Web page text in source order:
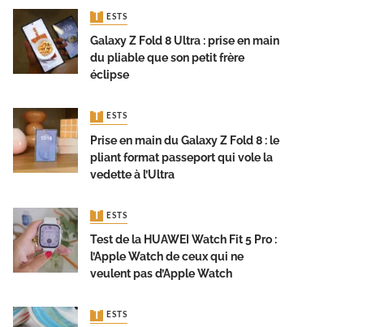
TESTS
Galaxy Z Fold 8 Ultra : prise en main
du pliable que son petit frère
éclipse
TESTS
Prise en main du Galaxy Z Fold 8 : le
pliant format passeport qui vole la
vedette à l’Ultra
TESTS
Test de la HUAWEI Watch Fit 5 Pro :
l’Apple Watch de ceux qui ne
veulent pas d’Apple Watch
TESTS